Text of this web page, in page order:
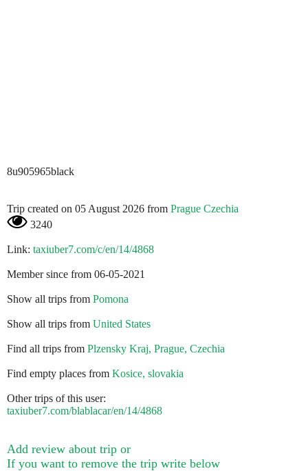
8u905965black
Trip created on 05 August 2026 from Prague Czechia
3240
Link: taxiuber7.com/c/en/14/4868
Member since from 06-05-2021
Show all trips from Pomona
Show all trips from United States
Find all trips from Plzensky Kraj, Prague, Czechia
Find empty places from Kosice, slovakia
Other trips of this user:
taxiuber7.com/blablacar/en/14/4868
Add review about trip or
If you want to remove the trip write below